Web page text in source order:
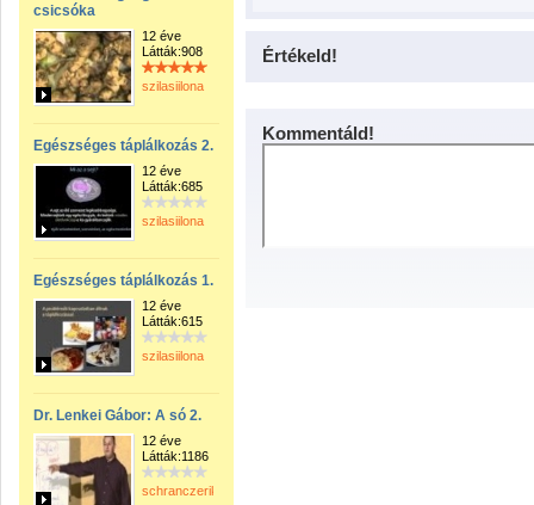
csicsóka
12 éve
Látták:908
szilasiilona
Egészséges táplálkozás 2.
12 éve
Látták:685
szilasiilona
Egészséges táplálkozás 1.
12 éve
Látták:615
szilasiilona
Dr. Lenkei Gábor: A só 2.
12 éve
Látták:1186
schranczerika
Értékeld!
Kommentáld!